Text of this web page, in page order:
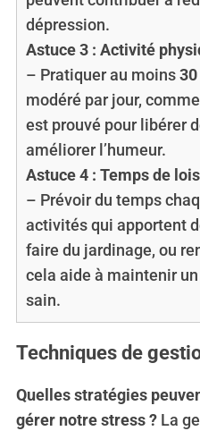
dépression.
Astuce 3 : Activité
– Pratiquer au moins
modéré par jour,
est prouvé pour libérer
améliorer l’humeur.
Astuce 4 : Temps de
– Prévoir du temps
activités qui apportent
faire du jardinage, ou
cela aide à maintenir
sain.
Techniques de
Quelles stratégies
gérer notre stress ?La